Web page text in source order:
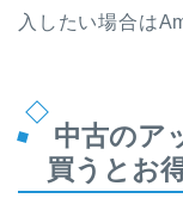
入したい場合は
中古のア
買うとお